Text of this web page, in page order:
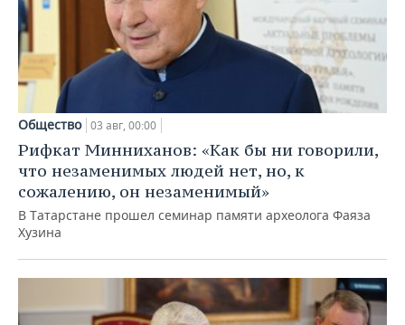
Общество 03 авг, 00:00
Рифкат Минниханов: «Как бы ни говорили,
что незаменимых людей нет, но, к
сожалению, он незаменимый»
В Татарстане прошел семинар памяти археолога Фаяза
Хузина